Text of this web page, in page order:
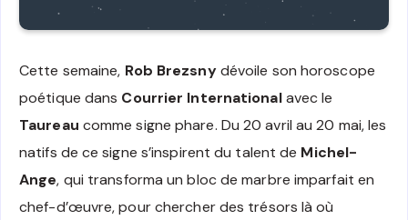
Cette semaine, Rob Brezsnydévoile son horoscope
poétique dans Courrier Internationalavec le
Taureau comme signe phare. Du 20 avril au 20 mai, les
natifs de ce signe s’inspirent du talent de Michel-
Ange, qui transforma un bloc de marbre imparfait en
chef-d’œuvre, pour chercher des trésors là où